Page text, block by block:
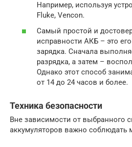
Например, используя
Fluke, Vencon.
Самый простой и
исправности АКБ – это
зарядка. Сначала
разрядка, а затем –
Однако этот способ
от 14 до 24 часов и более.
Техника безопасности
Вне зависимости от выбранного
аккумуляторов важно соблюдать